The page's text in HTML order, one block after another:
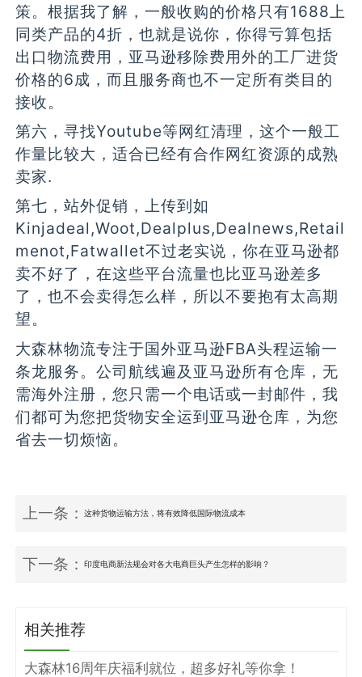
策。根据我了解，一般收购的价格只有1688上
同类产品的4折，也就是说你，你得亏算包括
出口物流费用，亚马逊移除费用外的工厂进货
价格的6成，而且服务商也不一定所有类目的
接收。
第六，寻找Youtube等网红清理，这个一般工
作量比较大，适合已经有合作网红资源的成熟
卖家.
第七，站外促销，上传到如
Kinjadeal,Woot,Dealplus,Dealnews,Retail
menot,Fatwallet不过老实说，你在亚马逊都
卖不好了，在这些平台流量也比亚马逊差多
了，也不会卖得怎么样，所以不要抱有太高期
望。
大森林物流专注于国外亚马逊FBA头程运输一
条龙服务。公司航线遍及亚马逊所有仓库，无
需海外注册，您只需一个电话或一封邮件，我
们都可为您把货物安全运到亚马逊仓库，为您
省去一切烦恼。
上一条：这种货物运输方法，将有效降低国际物流成本
下一条：印度电商新法规会对各大电商巨头产生怎样的影响？
相关推荐
大森林16周年庆福利就位，超多好礼等你拿！